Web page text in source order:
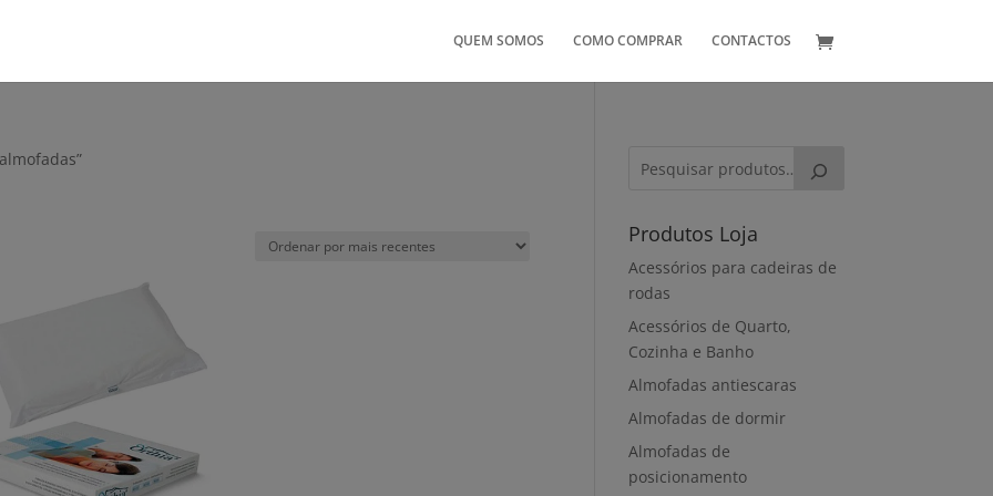
QUEM SOMOS COMO COMPRAR CONTACTOS
Produtos Loja
Acessórios para cadeiras de
rodas
Acessórios de Quarto,
Cozinha e Banho
Almofadas antiescaras
Almofadas de dormir
Almofadas de
posicionamento